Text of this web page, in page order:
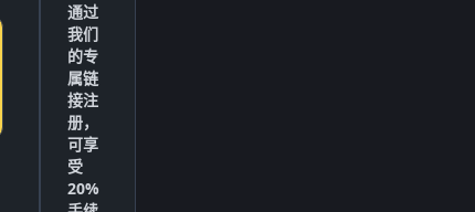
通过
我们
的专
属链
接注
册，
可享
受
20%